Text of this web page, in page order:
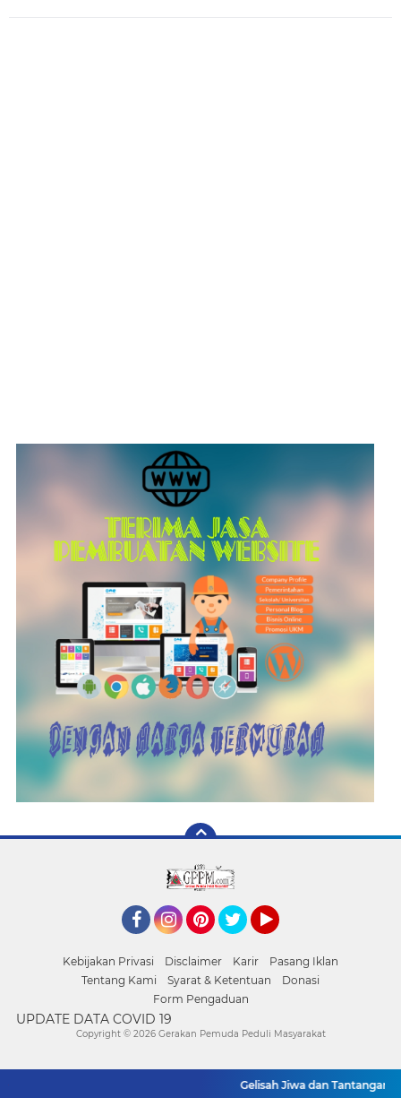
Kebijakan Privasi Disclaimer Karir
Pasang Iklan
Tentang Kami
Syarat & Ketentuan
Donasi
Form Pengaduan
UPDATE DATA COVID 19
Gelisah Jiwa dan Tantangan
Copyright © 2026 Gerakan Pemuda Peduli Masyarakat